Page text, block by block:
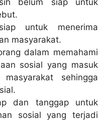
untuk menerima
masyarakat.
dalam memahami
sosial yang masuk
sehingga
dan tanggap untuk
sosial yang terjadi